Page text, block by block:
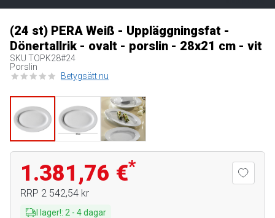
(24 st) PERA Weiß - Uppläggningsfat -
Dönertallrik - ovalt - porslin - 28x21 cm - vit
SKU TOPK28#24
Porslin
Betygsätt nu
1.381,76 €*
RRP 2 542,54 kr
I lager!: 2 - 4dagar